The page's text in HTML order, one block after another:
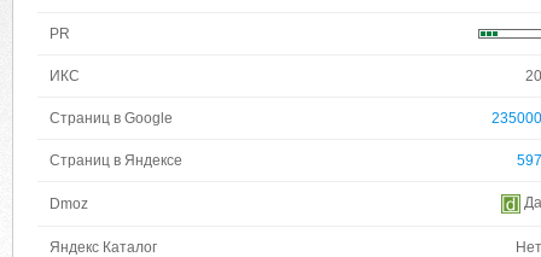
PR
ИКС 20
Страниц в Google 235000
Страниц в Яндексе 597
Dmoz Да
Яндекс Каталог Нет